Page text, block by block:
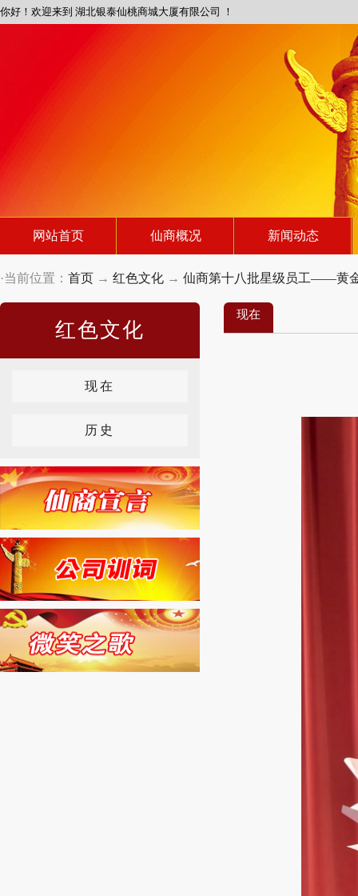
你好！欢迎来到 湖北银泰仙桃商城大厦有限公司 ！
网站首页 仙商概况 新闻动态
·当前位置： 首页 → 红色文化 → 仙商第十八批星级员工——黄
红色文化
现在
历史
现在